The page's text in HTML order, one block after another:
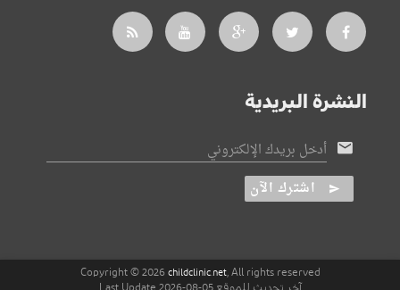
النشرة البريدية
أدخل بريدك الإلكتروني
اشترك الآن
Copyright © 2026 childclinic.net, All rights reserved
آخر تحديث للموقع 05-08-2026 Last Update